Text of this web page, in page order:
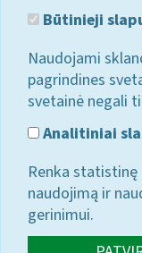
Būtinieji
Naudojami
pagrindines
svetainė negali
Analitiniai
Renka
naudojimą ir
gerinimui.